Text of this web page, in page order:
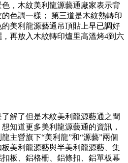
，木紋美利龍源藝通廠家表示背
色調一樣； 第三道是木紋熱轉印
美利龍源藝通吊頂貼上早已調好
再放入木紋轉印爐里高溫烤4到六
解了但是木紋美利龍源藝通之間
知道更多美利龍源藝通的資訊，
主營旗下“美利龍”和“源藝”兩個
美利龍源藝與半美利龍源藝、集
板、鋁格柵、鋁條扣、鋁單板幕